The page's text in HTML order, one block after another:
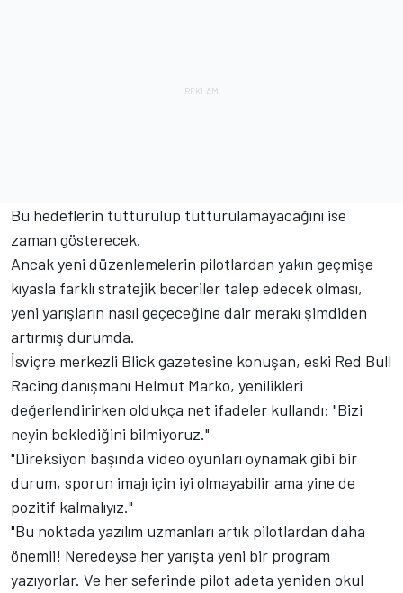
Bu hedeflerin tutturulup tutturulamayacağını ise
zaman gösterecek.
Ancak yeni düzenlemelerin pilotlardan yakın geçmişe
kıyasla farklı stratejik beceriler talep edecek olması,
yeni yarışların nasıl geçeceğine dair merakı şimdiden
artırmış durumda.
İsviçre merkezli Blick gazetesine konuşan, eski Red Bull
Racing danışmanı Helmut Marko, yenilikleri
değerlendirirken oldukça net ifadeler kullandı: "Bizi
neyin beklediğini bilmiyoruz."
"Direksiyon başında video oyunları oynamak gibi bir
durum, sporun imajı için iyi olmayabilir ama yine de
pozitif kalmalıyız."
"Bu noktada yazılım uzmanları artık pilotlardan daha
önemli! Neredeyse her yarışta yeni bir program
yazıyorlar. Ve her seferinde pilot adeta yeniden okul